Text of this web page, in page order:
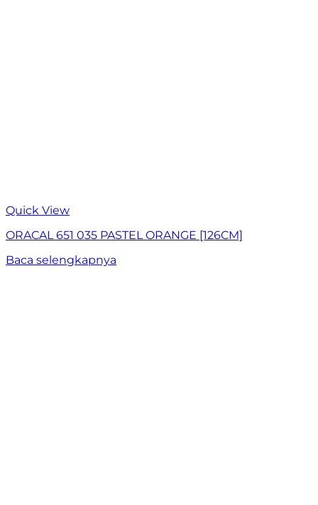
Quick View
ORACAL 651 035 PASTEL ORANGE [126CM]
Baca selengkapnya